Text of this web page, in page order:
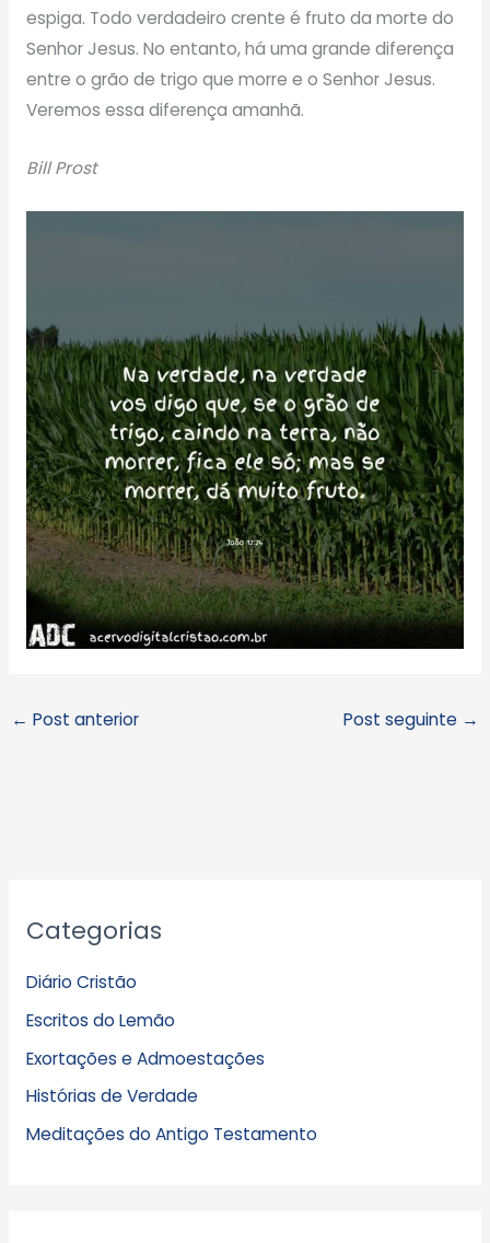
espiga. Todo verdadeiro crente é fruto da morte do
Senhor Jesus. No entanto, há uma grande diferença
entre o grão de trigo que morre e o Senhor Jesus.
Veremos essa diferença amanhã.
Bill Prost
← Post anterior Post seguinte →
Categorias
Diário Cristão
Escritos do Lemão
Exortações e Admoestações
Histórias de Verdade
Meditações do Antigo Testamento
r
i
v
o
s